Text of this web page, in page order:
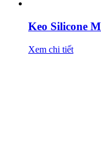
Keo Silicone
Xem chi tiết